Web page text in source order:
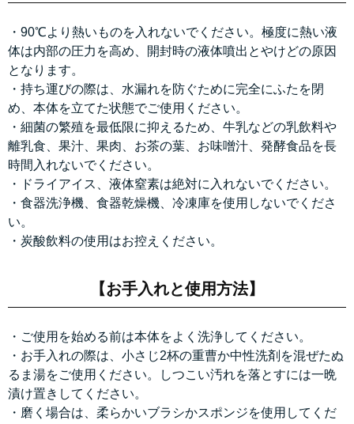
・90℃より熱いものを入れないでください。極度に熱い液
体は内部の圧力を高め、開封時の液体噴出とやけどの原因
となります。
・持ち運びの際は、水漏れを防ぐために完全にふたを閉
め、本体を立てた状態でご使用ください。
・細菌の繁殖を最低限に抑えるため、牛乳などの乳飲料や
離乳食、果汁、果肉、お茶の葉、お味噌汁、発酵食品を長
時間入れないでください。
・ドライアイス、液体窒素は絶対に入れないでください。
・食器洗浄機、食器乾燥機、冷凍庫を使用しないでくださ
い。
・炭酸飲料の使用はお控えください。
【お手入れと使用方法】
・ご使用を始める前は本体をよく洗浄してください。
・お手入れの際は、小さじ2杯の重曹か中性洗剤を混ぜたぬ
るま湯をご使用ください。しつこい汚れを落とすには一晩
漬け置きしてください。
・磨く場合は、柔らかいブラシかスポンジを使用してくだ